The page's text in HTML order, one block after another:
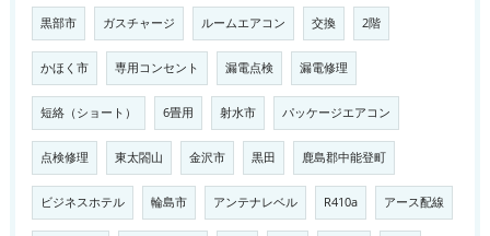
黒部市 ガスチャージ ルームエアコン 交換 2階
かほく市 専用コンセント 漏電点検 漏電修理
短絡（ショート） 6畳用 射水市 パッケージエアコン
点検修理 東太閤山 金沢市 黒田 鹿島郡中能登町
ビジネスホテル 輪島市 アンテナレベル R410a アース配線